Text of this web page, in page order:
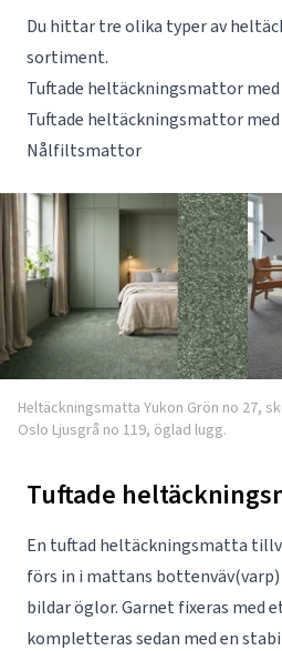
Du hittar tre olika typer av
sortiment.
Tuftade heltäckningsmattor med
Tuftade heltäckningsmattor
Nålfiltsmattor
Heltäckningsmatta Yukon Grön no 27,
Oslo Ljusgrå no 119, öglad lugg.
Tuftade
En tuftad heltäckningsmatta
förs in i mattans bottenväv(varp)
bildar öglor. Garnet fixeras med
kompletteras sedan med en